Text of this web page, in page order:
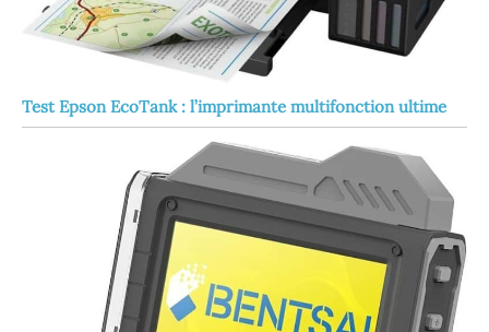
Test Epson EcoTank : l’imprimante multifonction ultime